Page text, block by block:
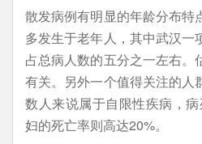
散发病例有明显的年龄分布特
多发生于老年人，其中武汉一
占总病人数的五分之一左右。
有关。另外一个值得关注的人
数人来说属于自限性疾病，
妇的死亡率则高达20%。